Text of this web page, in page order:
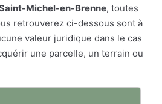
Michel-en-Brenne, toutes
retrouverez ci-dessous sont à
valeur juridique dans le cas
une parcelle, un terrain ou